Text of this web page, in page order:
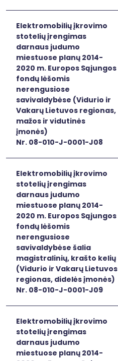
Elektromobilių įkrovimo
stotelių įrengimas
darnaus judumo
miestuose planų 2014-
2020 m. Europos Sąjungos
fondų lėšomis
nerengusiose
savivaldybėse (Vidurio ir
Vakarų Lietuvos regionas,
mažos ir vidutinės
įmonės)
Nr. 08-010-J-0001-J08
Elektromobilių įkrovimo
stotelių įrengimas
darnaus judumo
miestuose planų 2014-
2020 m. Europos Sąjungos
fondų lėšomis
nerengusiose
savivaldybėse šalia
magistralinių, krašto kelių
(Vidurio ir Vakarų Lietuvos
regionas, didelės įmonės)
Nr. 08-010-J-0001-J09
Elektromobilių įkrovimo
stotelių įrengimas
darnaus judumo
miestuose planų 2014-